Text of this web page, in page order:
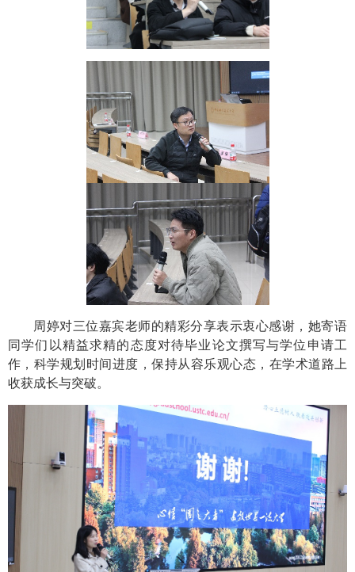
周婷对三位嘉宾老师的精彩分享表示衷心感谢，她寄语
同学们以精益求精的态度对待毕业论文撰写与学位申请工
作，科学规划时间进度，保持从容乐观心态，在学术道路上
收获成长与突破。